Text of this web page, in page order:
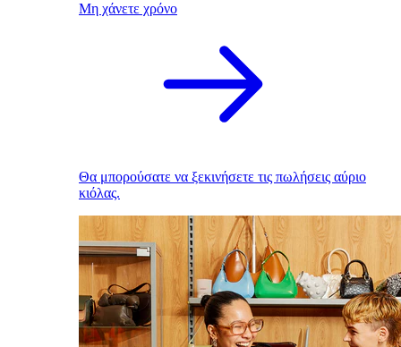
Μη χάνετε χρόνο
Θα μπορούσατε να ξεκινήσετε τις πωλήσεις αύριο
κιόλας.